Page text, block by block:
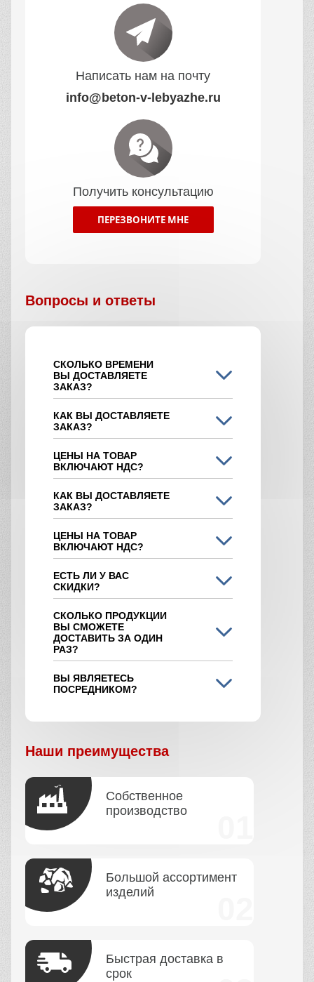
Написать нам на почту
info@beton-v-lebyazhe.ru
Получить консультацию
ПЕРЕЗВОНИТЕ МНЕ
Вопросы и ответы
СКОЛЬКО ВРЕМЕНИ
ВЫ ДОСТАВЛЯЕТЕ
ЗАКАЗ?
КАК ВЫ ДОСТАВЛЯЕТЕ
ЗАКАЗ?
ЦЕНЫ НА ТОВАР
ВКЛЮЧАЮТ НДС?
КАК ВЫ ДОСТАВЛЯЕТЕ
ЗАКАЗ?
ЦЕНЫ НА ТОВАР
ВКЛЮЧАЮТ НДС?
ЕСТЬ ЛИ У ВАС
СКИДКИ?
СКОЛЬКО ПРОДУКЦИИ
ВЫ СМОЖЕТЕ
ДОСТАВИТЬ ЗА ОДИН
РАЗ?
ВЫ ЯВЛЯЕТЕСЬ
ПОСРЕДНИКОМ?
Наши преимущества
Собственное
производство
Большой ассортимент
изделий
Быстрая доставка в
срок